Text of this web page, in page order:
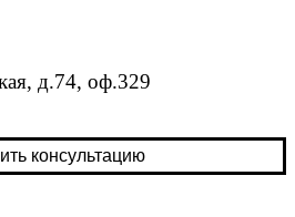
д.74, оф.329
консультацию